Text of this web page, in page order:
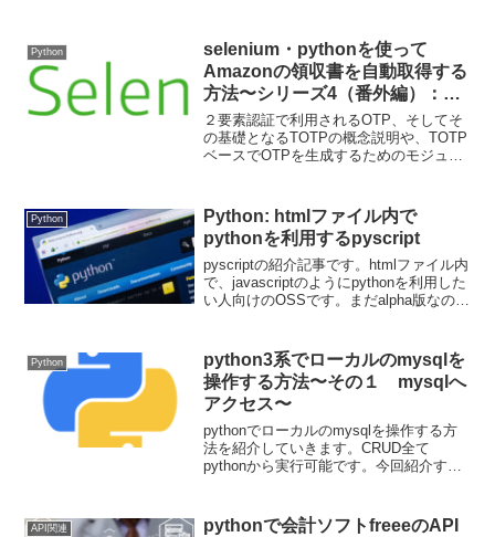
Python
selenium・pythonを使って
Amazonの領収書を自動取得する
方法〜シリーズ4（番外編）：
OTPについての理解を深める〜
２要素認証で利用されるOTP、そしてそ
の基礎となるTOTPの概念説明や、TOTP
ベースでOTPを生成するためのモジュー
が、OTPの裏側で動いている技術的なも
のを少しだけ触れていきましょう。
Python
Python: htmlファイル内で
pythonを利用するpyscript
pyscriptの紹介記事です。htmlファイル内
で、javascriptのようにpythonを利用した
い人向けのOSSです。まだalpha版なので
Python
python3系でローカルのmysqlを
操作する方法〜その１ mysqlへ
アクセス〜
pythonでローカルのmysqlを操作する方
法を紹介していきます。CRUD全て
pythonから実行可能です。今回紹介する
API関連
pythonで会計ソフトfreeeのAPI